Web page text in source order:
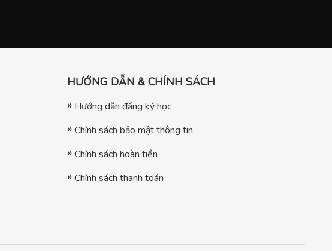
HƯỚNG DẪN & CHÍNH SÁCH
Hướng dẫn đăng ký học
Chính sách bảo mật thông tin
Chính sách hoàn tiền
Chính sách thanh toán